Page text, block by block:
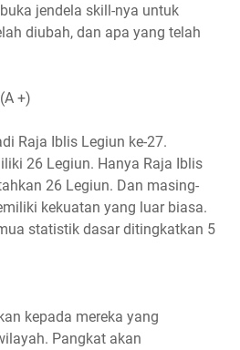
jendela skill-nya untuk
diubah, dan apa yang telah
+)
Raja Iblis Legiun ke-27.
26 Legiun. Hanya Raja Iblis
26 Legiun. Dan masing-
kekuatan yang luar biasa.
statistik dasar ditingkatkan 5
kepada mereka yang
Pangkat akan